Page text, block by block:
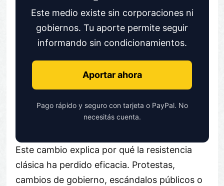
Este medio existe sin corporaciones ni
gobiernos. Tu aporte permite seguir
informando sin condicionamientos.
Aportar ahora
Pago rápido y seguro con tarjeta o PayPal. No
necesitás cuenta.
Este cambio explica por qué la resistencia
clásica ha perdido eficacia. Protestas,
cambios de gobierno, escándalos públicos o